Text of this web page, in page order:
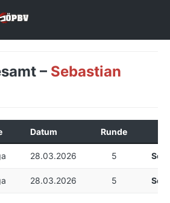
– Sebastian
Datum Runde
28.03.2026 5
28.03.2026 5